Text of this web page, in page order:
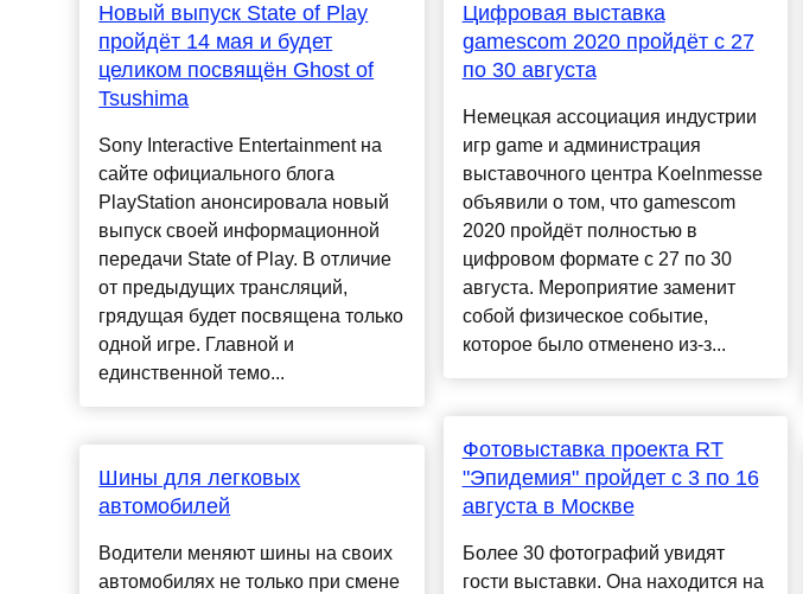
Новый выпуск State of Play
пройдёт 14 мая и будет
целиком посвящён Ghost of
Tsushima
Sony Interactive Entertainment на
сайте официального блога
PlayStation анонсировала новый
выпуск своей информационной
передачи State of Play. В отличие
от предыдущих трансляций,
грядущая будет посвящена только
одной игре. Главной и
единственной темо...
Шины для легковых
автомобилей
Водители меняют шины на своих
автомобилях не только при смене
Цифровая выставка
gamescom 2020 пройдёт с 27
по 30 августа
Немецкая ассоциация индустрии
игр game и администрация
выставочного центра Koelnmesse
объявили о том, что gamescom
2020 пройдёт полностью в
цифровом формате с 27 по 30
августа. Мероприятие заменит
собой физическое событие,
которое было отменено из-з...
Фотовыставка проекта RT
"Эпидемия" пройдет с 3 по 16
августа в Москве
Более 30 фотографий увидят
гости выставки. Она находится на